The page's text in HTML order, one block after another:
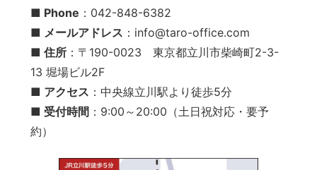
■ Phone ：042-848-6382
■ メールアドレス ：info@taro-office.com
■ 住所：〒190-0023 東京都立川市柴崎町2-3-
13 堀場ビル2F
■ アクセス ：中央線立川駅より徒歩5分
■ 受付時間：9:00～20:00（土日祝対応・要予
約）